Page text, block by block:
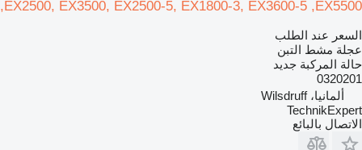
,EX2500, EX3500, EX2500-5, EX1800-3, EX3600-5 ,EX5500
السعر عند الطلب
عجلة مشط التبن
حالة المركبة جديد
0320201
ألمانيا، Wilsdruff
TechnikExpert
الاتصال بالبائع